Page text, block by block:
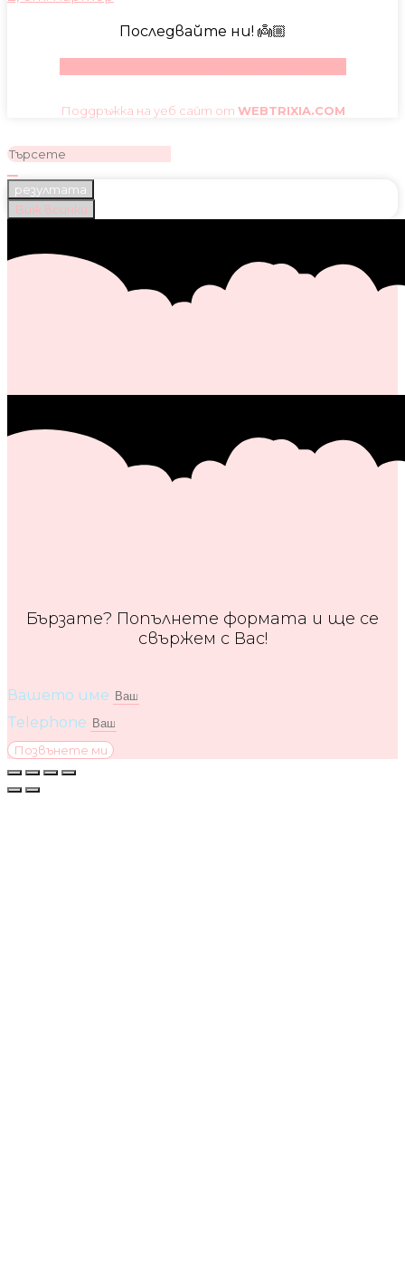
Последвайте ни! 👼🏼
Поддръжка на уеб сайт от WEBTRIXIA.COM
резултата
Виж всички
Бързате? Попълнете формата и ще се
свържем с Вас!
Вашето име
Telephone
Позвънете ми